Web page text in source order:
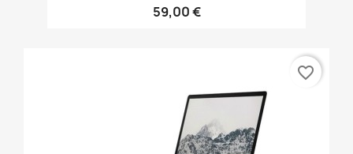
59,00 €
favorite_border